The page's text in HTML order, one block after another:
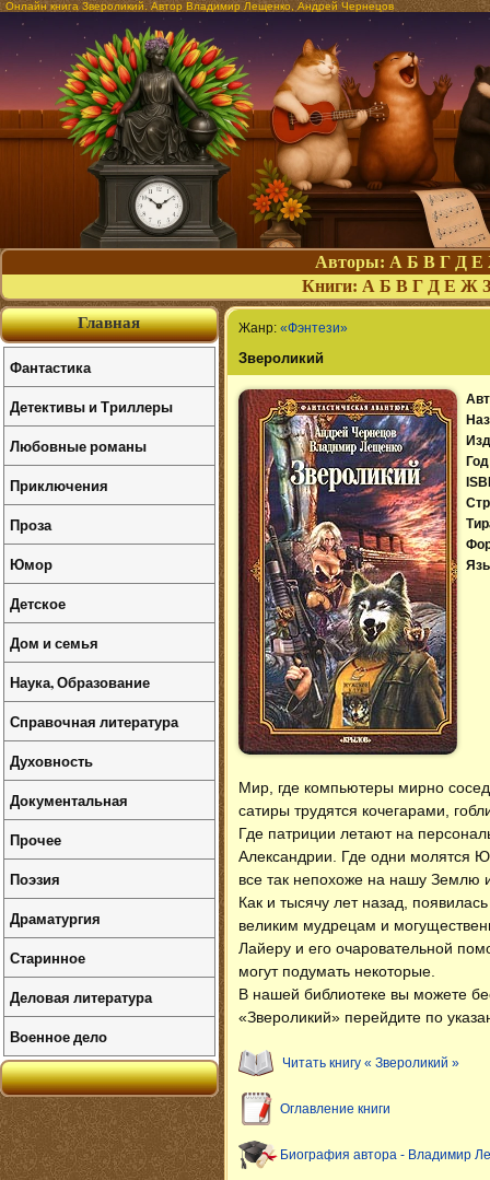
Онлайн книга Звероликий. Автор Владимир Лещенко, Андрей Чернецов
Авторы: А Б В Г Д Е
Книги: А Б В Г Д Е Ж З
Жанр: «Фэнтези»
Звероликий
Мир, где компьютеры мирно
сатиры трудятся кочегарами,
Где патриции летают на
Александрии. Где одни молятся
все так непохоже на нашу Землю
Как и тысячу лет назад,
великим мудрецам и
Лайеру и его очаровательной
могут подумать некоторые.
В нашей библиотеке вы можете
«Звероликий» перейдите по
Читать книгу « Звероликий »
Оглавление книги
Биография автора - Владимир
Главная
Фантастика
Детективы и Триллеры
Любовные романы
Приключения
Проза
Юмор
Детское
Дом и семья
Наука, Образование
Справочная литература
Духовность
Документальная
Прочее
Поэзия
Драматургия
Старинное
Деловая литература
Военное дело